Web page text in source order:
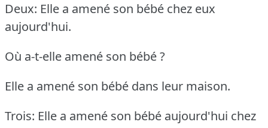
Deux: Elle a amené son bébé chez eux
aujourd'hui.
Où a-t-elle amené son bébé ?
Elle a amené son bébé dans leur maison.
Trois: Elle a amené son bébé aujourd'hui chez